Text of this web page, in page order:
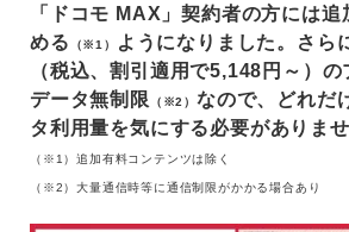
「ドコモ MAX」契約者の方には追
める
（※1）
ようになりました。さら
（税込、割引適用で5,148円～）の
データ無制限
（※2）なので、どれだ
タ利用量を気にする必要がありませ
（※1）追加有料コンテンツは除く
（※2）大量通信時等に通信制限がかかる場合あり